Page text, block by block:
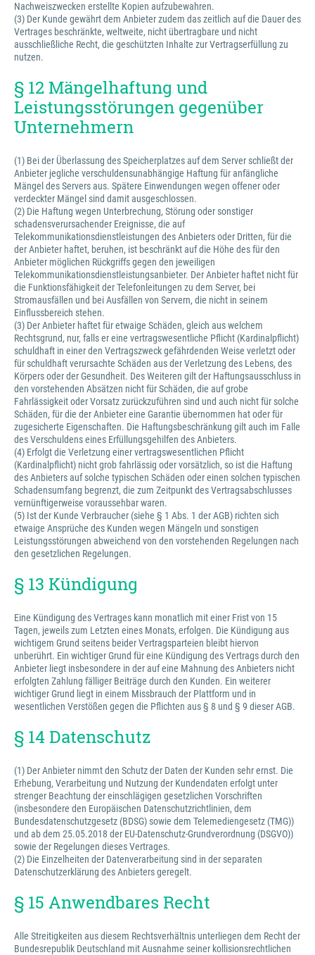
Nachweiszwecken erstellte Kopien aufzubewahren.
(3) Der Kunde gewährt dem Anbieter zudem das zeitlich auf die Dauer des
Vertrages beschränkte, weltweite, nicht übertragbare und nicht
ausschließliche Recht, die geschützten Inhalte zur Vertragserfüllung zu
nutzen.
§ 12 Mängelhaftung und
Leistungsstörungen gegenüber
Unternehmern
(1) Bei der Überlassung des Speicherplatzes auf dem Server schließt der
Anbieter jegliche verschuldensunabhängige Haftung für anfängliche
Mängel des Servers aus. Spätere Einwendungen wegen offener oder
verdeckter Mängel sind damit ausgeschlossen.
(2) Die Haftung wegen Unterbrechung, Störung oder sonstiger
schadensverursachender Ereignisse, die auf
Telekommunikationsdienstleistungen des Anbieters oder Dritten, für die
der Anbieter haftet, beruhen, ist beschränkt auf die Höhe des für den
Anbieter möglichen Rückgriffs gegen den jeweiligen
Telekommunikationsdienstleistungsanbieter. Der Anbieter haftet nicht für
die Funktionsfähigkeit der Telefonleitungen zu dem Server, bei
Stromausfällen und bei Ausfällen von Servern, die nicht in seinem
Einflussbereich stehen.
(3) Der Anbieter haftet für etwaige Schäden, gleich aus welchem
Rechtsgrund, nur, falls er eine vertragswesentliche Pflicht (Kardinalpflicht)
schuldhaft in einer den Vertragszweck gefährdenden Weise verletzt oder
für schuldhaft verursachte Schäden aus der Verletzung des Lebens, des
Körpers oder der Gesundheit. Des Weiteren gilt der Haftungsausschluss in
den vorstehenden Absätzen nicht für Schäden, die auf grobe
Fahrlässigkeit oder Vorsatz zurückzuführen sind und auch nicht für solche
Schäden, für die der Anbieter eine Garantie übernommen hat oder für
zugesicherte Eigenschaften. Die Haftungsbeschränkung gilt auch im Falle
des Verschuldens eines Erfüllungsgehilfen des Anbieters.
(4) Erfolgt die Verletzung einer vertragswesentlichen Pflicht
(Kardinalpflicht) nicht grob fahrlässig oder vorsätzlich, so ist die Haftung
des Anbieters auf solche typischen Schäden oder einen solchen typischen
Schadensumfang begrenzt, die zum Zeitpunkt des Vertragsabschlusses
vernünftigerweise voraussehbar waren.
(5) Ist der Kunde Verbraucher (siehe § 1 Abs. 1 der AGB) richten sich
etwaige Ansprüche des Kunden wegen Mängeln und sonstigen
Leistungsstörungen abweichend von den vorstehenden Regelungen nach
den gesetzlichen Regelungen.
§ 13 Kündigung
Eine Kündigung des Vertrages kann monatlich mit einer Frist von 15
Tagen, jeweils zum Letzten eines Monats, erfolgen. Die Kündigung aus
wichtigem Grund seitens beider Vertragsparteien bleibt hiervon
unberührt. Ein wichtiger Grund für eine Kündigung des Vertrags durch den
Anbieter liegt insbesondere in der auf eine Mahnung des Anbieters nicht
erfolgten Zahlung fälliger Beiträge durch den Kunden. Ein weiterer
wichtiger Grund liegt in einem Missbrauch der Plattform und in
wesentlichen Verstößen gegen die Pflichten aus § 8 und § 9 dieser AGB.
§ 14 Datenschutz
(1) Der Anbieter nimmt den Schutz der Daten der Kunden sehr ernst. Die
Erhebung, Verarbeitung und Nutzung der Kundendaten erfolgt unter
strenger Beachtung der einschlägigen gesetzlichen Vorschriften
(insbesondere den Europäischen Datenschutzrichtlinien, dem
Bundesdatenschutzgesetz (BDSG) sowie dem Telemediengesetz (TMG))
und ab dem 25.05.2018 der EU-Datenschutz-Grundverordnung (DSGVO))
sowie der Regelungen dieses Vertrages.
(2) Die Einzelheiten der Datenverarbeitung sind in der separaten
Datenschutzerklärung des Anbieters geregelt.
§ 15 Anwendbares Recht
Alle Streitigkeiten aus diesem Rechtsverhältnis unterliegen dem Recht der
Bundesrepublik Deutschland mit Ausnahme seiner kollisionsrechtlichen